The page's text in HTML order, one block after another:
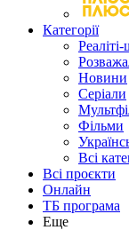
Категорії
Новини
Серіали
Фільми
Всі
Всі проєкти
Онлайн
ТБ програма
Еще